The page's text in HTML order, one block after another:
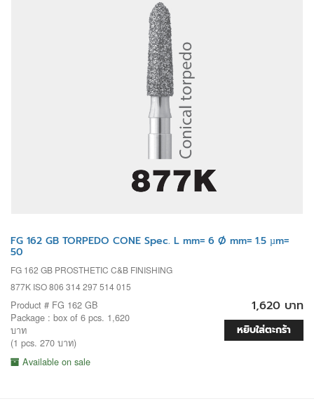
FG 162 GB TORPEDO CONE Spec. L mm= 6 Ø mm= 1.5 µm=
50
FG 162 GB PROSTHETIC C&B FINISHING
877K ISO 806 314 297 514 015
Product # FG 162 GB
Package : box of 6 pcs. 1,620
บาท
(1 pcs. 270 บาท)
Available on sale
1,620 บาท
หยิบใส่ตะกร้า